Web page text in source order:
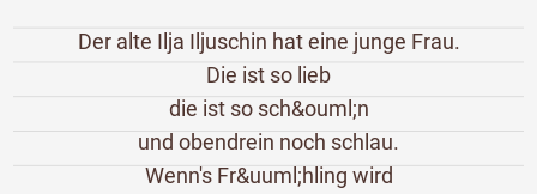
Der alte Ilja Iljuschin hat eine junge Frau.
Die ist so lieb
die ist so sch&ouml;n
und obendrein noch schlau.
Wenn's Fr&uuml;hling wird